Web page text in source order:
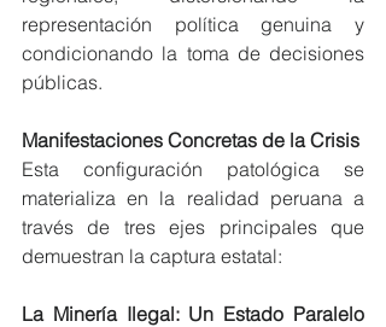
representación política genuina y
condicionando la toma de decisiones
públicas.
Manifestaciones Concretas de la Crisis
Esta configuración patológica se
materializa en la realidad peruana a
través de tres ejes principales que
demuestran la captura estatal:
La Minería Ilegal: Un Estado Paralelo